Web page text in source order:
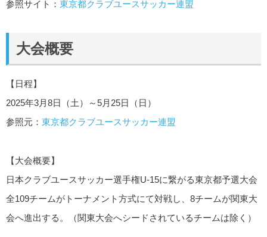
参照サイト： 東京都クラブユースサッカー連盟
大会概要
【日程】
2025年3月8日（土）～5月25日（日）
参照元： 東京都クラブユースサッカー連盟
【大会概要】
日本クラブユースサッカー選手権U-15に繋がる東京都予選大会
全109チームがトーナメント方式にて対戦し、8チームが関東大
会へ進出する。（関東大会へシードされているチームは除く）